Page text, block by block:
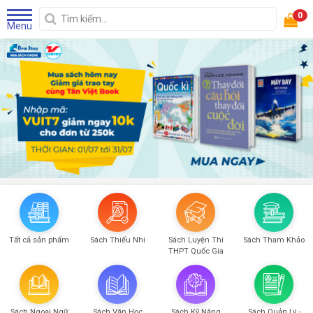
Menu
0
Tất cả sản phẩm Sách Thiếu Nhi
Sách Luyện Thi
THPT Quốc Gia
Sách Tham Khảo